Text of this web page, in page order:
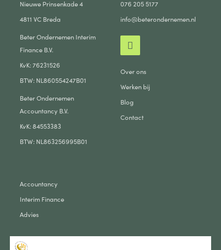
Nieuwe Prinsenkade 4
4811 VC Breda
Beter Ondernemen Interim
Finance B.V.
KvK: 76231526
BTW: NL860554247B01
Beter Ondernemen
Accountancy B.V.
KvK: 84553383
BTW: NL863256995B01
076 205 5177
info@beterondernemen.nl
Over ons
Werken bij
Blog
Contact
Accountancy
Interim Finance
Advies